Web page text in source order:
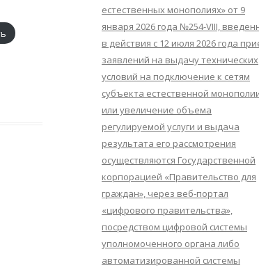
естественных монополиях» от 9
января 2026 года №254-VIII,
в действия с 12 июля 2026 года
заявлений на выдачу технических
условий на подключение к сетям
субъекта естественной
или увеличение объема
регулируемой услуги и выдача
результата его рассмотрения
осуществляются Государственной
корпорацией «Правительство для
граждан», через веб-портал
«цифрового правительства»,
посредством цифровой системы
уполномоченного органа либо
автоматизированной системы